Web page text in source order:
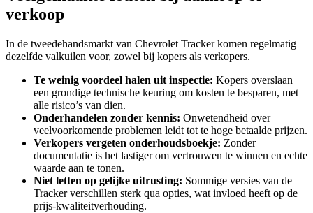
verkoop
In de tweedehandsmarkt van Chevrolet Tracker komen regelmatig
dezelfde valkuilen voor, zowel bij kopers als verkopers.
Te weinig voordeel halen uit inspectie: Kopers overslaan
een grondige technische keuring om kosten te besparen, met
alle risico’s van dien.
Onderhandelen zonder kennis: Onwetendheid over
veelvoorkomende problemen leidt tot te hoge betaalde prijzen.
Verkopers vergeten onderhoudsboekje: Zonder
documentatie is het lastiger om vertrouwen te winnen en echte
waarde aan te tonen.
Niet letten op gelijke uitrusting: Sommige versies van de
Tracker verschillen sterk qua opties, wat invloed heeft op de
prijs-kwaliteitverhouding.